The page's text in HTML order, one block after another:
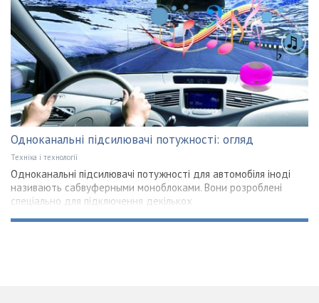
Одноканальні підсилювачі потужності: огляд
Техніка і технології
Одноканальні підсилювачі потужності для автомобіля іноді
називають сабвуферными моноблоками. Вони розроблені
спеціально для підключення декількох